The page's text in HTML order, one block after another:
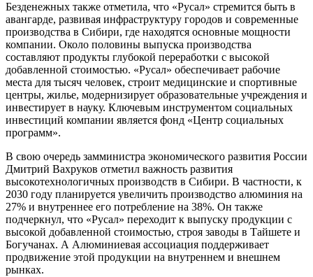
Безденежных также отметила, что «Русал» стремится быть в
авангарде, развивая инфраструктуру городов и современные
производства в Сибири, где находятся основные мощности
компании. Около половины выпуска производства
составляют продукты глубокой переработки с высокой
добавленной стоимостью. «Русал» обеспечивает рабочие
места для тысяч человек, строит медицинские и спортивные
центры, жилье, модернизирует образовательные учреждения и
инвестирует в науку. Ключевым инструментом социальных
инвестиций компании является фонд «Центр социальных
программ».
В свою очередь замминистра экономического развития России
Дмитрий Вахруков отметил важность развития
высокотехнологичных производств в Сибири. В частности, к
2030 году планируется увеличить производство алюминия на
27% и внутреннее его потребление на 38%. Он также
подчеркнул, что «Русал» переходит к выпуску продукции с
высокой добавленной стоимостью, строя заводы в Тайшете и
Богучанах. А Алюминиевая ассоциация поддерживает
продвижение этой продукции на внутреннем и внешнем
рынках.